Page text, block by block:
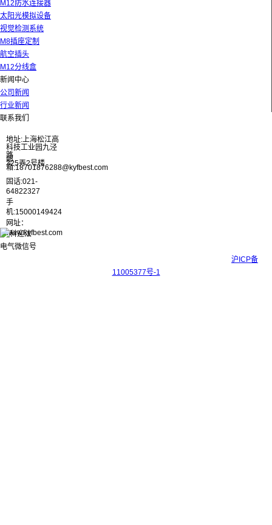
M12防水连接器
太阳光模拟设备
视觉检测系统
M8插座定制
航空插头
M12分线盒
新闻中心
公司新闻
行业新闻
联系我们
地址:上海松江高
科技工业园九泾
路
325弄2号楼
邮
箱:18701876288@kyfbest.com
固话:021-
64822327
手
机:15000149424
网址：
www.kyfbest.com
沪ICP备
11005377号-1